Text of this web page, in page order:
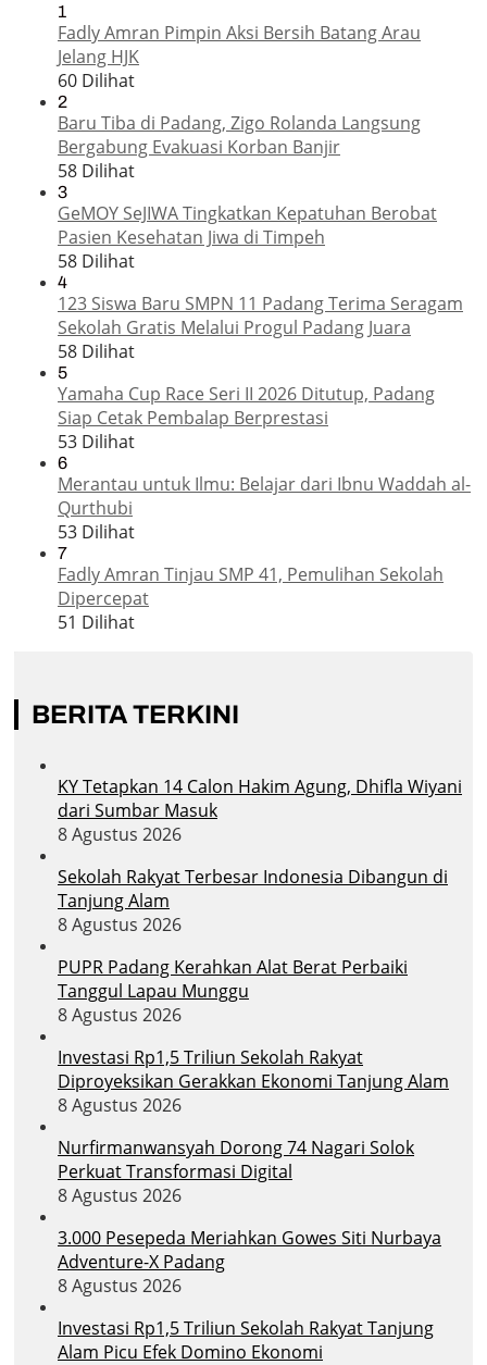
1
Fadly Amran Pimpin Aksi Bersih Batang Arau
Jelang HJK
60 Dilihat
2
Baru Tiba di Padang, Zigo Rolanda Langsung
Bergabung Evakuasi Korban Banjir
58 Dilihat
3
GeMOY SeJIWA Tingkatkan Kepatuhan Berobat
Pasien Kesehatan Jiwa di Timpeh
58 Dilihat
4
123 Siswa Baru SMPN 11 Padang Terima Seragam
Sekolah Gratis Melalui Progul Padang Juara
58 Dilihat
5
Yamaha Cup Race Seri II 2026 Ditutup, Padang
Siap Cetak Pembalap Berprestasi
53 Dilihat
6
Merantau untuk Ilmu: Belajar dari Ibnu Waddah al-
Qurthubi
53 Dilihat
7
Fadly Amran Tinjau SMP 41, Pemulihan Sekolah
Dipercepat
51 Dilihat
BERITA TERKINI
KY Tetapkan 14 Calon Hakim Agung, Dhifla Wiyani
dari Sumbar Masuk
8 Agustus 2026
Sekolah Rakyat Terbesar Indonesia Dibangun di
Tanjung Alam
8 Agustus 2026
PUPR Padang Kerahkan Alat Berat Perbaiki
Tanggul Lapau Munggu
8 Agustus 2026
Investasi Rp1,5 Triliun Sekolah Rakyat
Diproyeksikan Gerakkan Ekonomi Tanjung Alam
8 Agustus 2026
Nurfirmanwansyah Dorong 74 Nagari Solok
Perkuat Transformasi Digital
8 Agustus 2026
3.000 Pesepeda Meriahkan Gowes Siti Nurbaya
Adventure-X Padang
8 Agustus 2026
Investasi Rp1,5 Triliun Sekolah Rakyat Tanjung
Alam Picu Efek Domino Ekonomi